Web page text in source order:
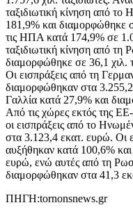
ταξιδιωτική κίνηση από
181,9% και διαμορφώθηκε
τις ΗΠΑ κατά 174,9% σε
ταξιδιωτική κίνηση από τη
διαμορφώθηκε σε 36,1 χιλ.
Οι εισπράξεις από τη
διαμορφώθηκαν στα
Γαλλία κατά 27,9% και
Από τις χώρες εκτός της
οι εισπράξεις από το
στα 3.123,4 εκατ. ευρώ. Οι
αυξήθηκαν κατά 100,6%
ευρώ, ενώ αυτές από τη
διαμορφώθηκαν στα 41,3
ΠΗΓΗ:tornonsnews.gr